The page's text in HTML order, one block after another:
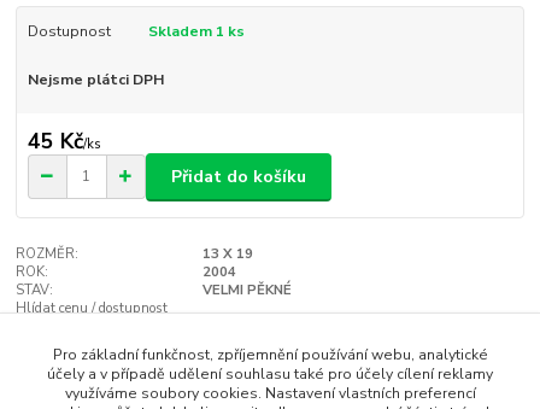
Dostupnost Skladem 1 ks
Nejsme plátci DPH
45 Kč/ks
Přidat do košíku
ROZMĚR:
13 X 19
ROK:
2004
STAV:
VELMI PĚKNÉ
Hlídat cenu / dostupnost
Zboží zařazeno v kategoriích
Pro základní funkčnost, zpříjemnění používání webu, analytické
účely a v případě udělení souhlasu také pro účely cílení reklamy
využíváme soubory cookies. Nastavení vlastních preferencí